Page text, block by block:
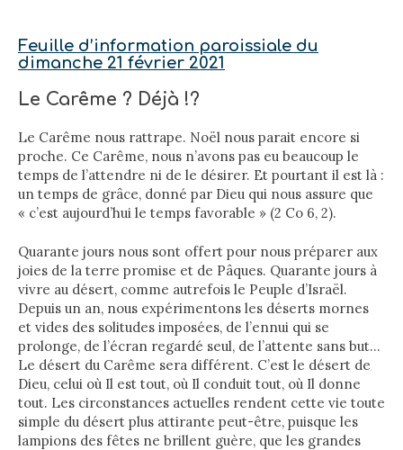
Feuille d’information paroissiale du
dimanche 21 février 2021
Le Carême ? Déjà !?
Le Carême nous rattrape. Noël nous parait encore si
proche. Ce Carême, nous n’avons pas eu beaucoup le
temps de l’attendre ni de le désirer. Et pourtant il est là :
un temps de grâce, donné par Dieu qui nous assure que
« c’est aujourd’hui le temps favorable » (2 Co 6, 2).
Quarante jours nous sont offert pour nous préparer aux
joies de la terre promise et de Pâques. Quarante jours à
vivre au désert, comme autrefois le Peuple d’Israël.
Depuis un an, nous expérimentons les déserts mornes
et vides des solitudes imposées, de l’ennui qui se
prolonge, de l’écran regardé seul, de l’attente sans but…
Le désert du Carême sera différent. C’est le désert de
Dieu, celui où Il est tout, où Il conduit tout, où Il donne
tout. Les circonstances actuelles rendent cette vie toute
simple du désert plus attirante peut-être, puisque les
lampions des fêtes ne brillent guère, que les grandes